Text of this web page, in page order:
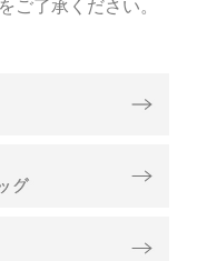
ご了承ください。